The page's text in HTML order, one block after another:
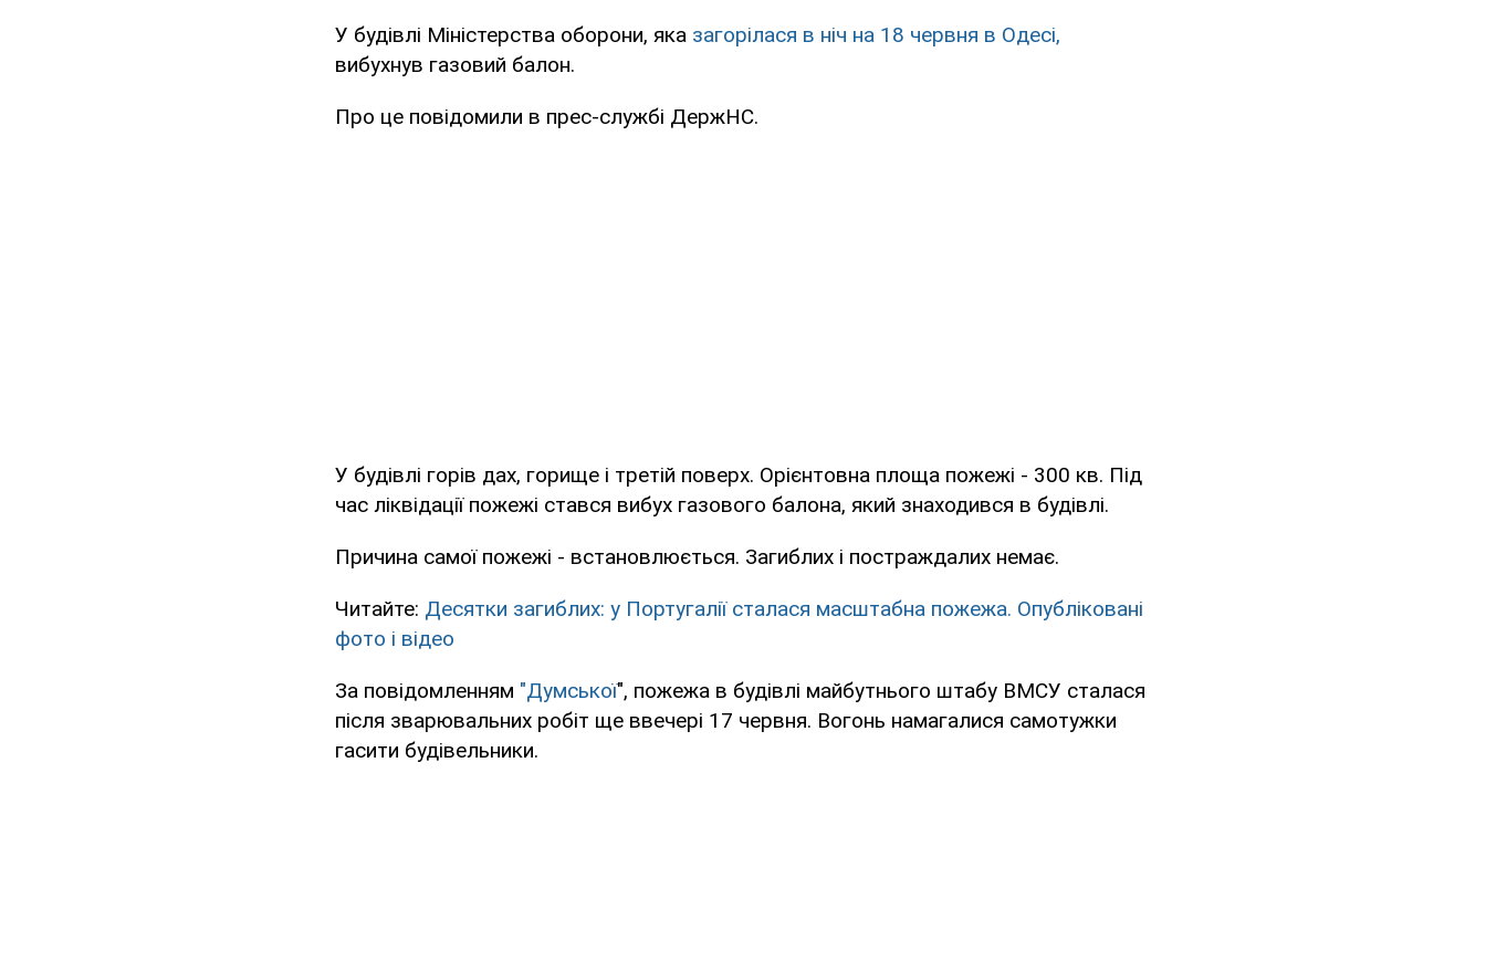
У будівлі Міністерства оборони, яка загорілася в ніч на 18 червня в Одесі,
вибухнув газовий балон.
Про це повідомили в прес-службі ДержНС.
У будівлі горів дах, горище і третій поверх. Орієнтовна площа пожежі - 300 кв. Під
час ліквідації пожежі стався вибух газового балона, який знаходився в будівлі.
Причина самої пожежі - встановлюється. Загиблих і постраждалих немає.
Читайте: Десятки загиблих: у Португалії сталася масштабна пожежа. Опубліковані
фото і відео
За повідомленням "Думської", пожежа в будівлі майбутнього штабу ВМСУ сталася
після зварювальних робіт ще ввечері 17 червня. Вогонь намагалися самотужки
гасити будівельники.